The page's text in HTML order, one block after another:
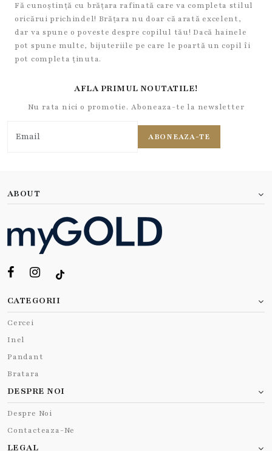
Fă cunoștință cu brățara rafinată care va completa stilul
oricărui prichindel! Brățara nu doar că arată excelent,
dar va spune o poveste despre copilul tău! Dacă hainele
pot spune multe, bijuteriile pe care le poartă un copil îi
pot completa ținuta.
AFLA PRIMUL NOUTATILE!
Nu rata nici o promotie. Aboneaza-te la newsletter
ABONEAZA-TE
ABOUT
CATEGORII
Cercei
Inel
Pandant
Bratara
DESPRE NOI
Despre Noi
Contacteaza-Ne
LEGAL